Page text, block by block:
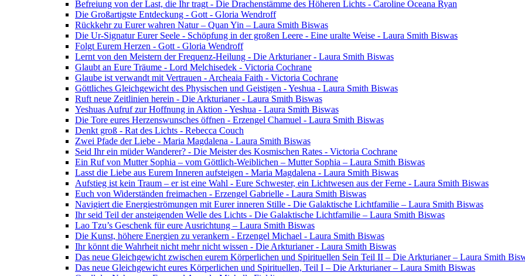
Befreiung von der Last, die Ihr tragt - Die Drachenstämme des Höheren Lichts - Caroline Oceana Ryan
Die Großartigste Entdeckung - Gott - Gloria Wendroff
Rückkehr zu Eurer wahren Natur – Quan Yin – Laura Smith Biswas
Die Ur-Signatur Eurer Seele - Schöpfung in der großen Leere - Eine uralte Weise - Laura Smith Biswas
Folgt Eurem Herzen - Gott - Gloria Wendroff
Lernt von den Meistern der Frequenz-Heilung - Die Arkturianer - Laura Smith Biswas
Glaubt an Eure Träume - Lord Melchisedek - Victoria Cochrane
Glaube ist verwandt mit Vertrauen - Archeaia Faith - Victoria Cochrane
Göttliches Gleichgewicht des Physischen und Geistigen - Yeshua - Laura Smith Biswas
Ruft neue Zeitlinien herein - Die Arkturianer - Laura Smith Biswas
Yeshuas Aufruf zur Hoffnung in Aktion - Yeshua - Laura Smith Biswas
Die Tore eures Herzenswunsches öffnen - Erzengel Chamuel - Laura Smith Biswas
Denkt groß - Rat des Lichts - Rebecca Couch
Zwei Pfade der Liebe - Maria Magdalena - Laura Smith Biswas
Seid Ihr ein müder Wanderer? - Die Meister des Kosmischen Rates - Victoria Cochrane
Ein Ruf von Mutter Sophia – vom Göttlich-Weiblichen – Mutter Sophia – Laura Smith Biswas
Lasst die Liebe aus Eurem Inneren aufsteigen - Maria Magdalena - Laura Smith Biswas
Aufstieg ist kein Traum – er ist eine Wahl - Eure Schwester, ein Lichtwesen aus der Ferne - Laura Smith Biswas
Euch von Widerständen freimachen - Erzengel Gabrielle - Laura Smith Biswas
Navigiert die Energieströmungen mit Eurer inneren Stille - Die Galaktische Lichtfamilie – Laura Smith Biswas
Ihr seid Teil der ansteigenden Welle des Lichts - Die Galaktische Lichtfamilie – Laura Smith Biswas
Lao Tzu’s Geschenk für eure Ausrichtung – Laura Smith Biswas
Die Kunst, höhere Energien zu verankern - Erzengel Michael - Laura Smith Biswas
Ihr könnt die Wahrheit nicht mehr nicht wissen - Die Arkturianer - Laura Smith Biswas
Das neue Gleichgewicht zwischen eurem Körperlichen und Spirituellen Sein Teil II – Die Arkturianer – Laura Smith
Das neue Gleichgewicht eures Körperlichen und Spirituellen, Teil I – Die Arkturianer – Laura Smith Biswas